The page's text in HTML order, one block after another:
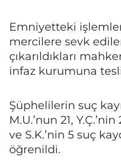
Emniyetteki
mercilere sevk
çıkarıldıkları
infaz kurumuna
Şüphelilerin suç
M.U.’nun 21, Y.Ç.’nin
ve S.K.’nin 5 suç
öğrenildi.